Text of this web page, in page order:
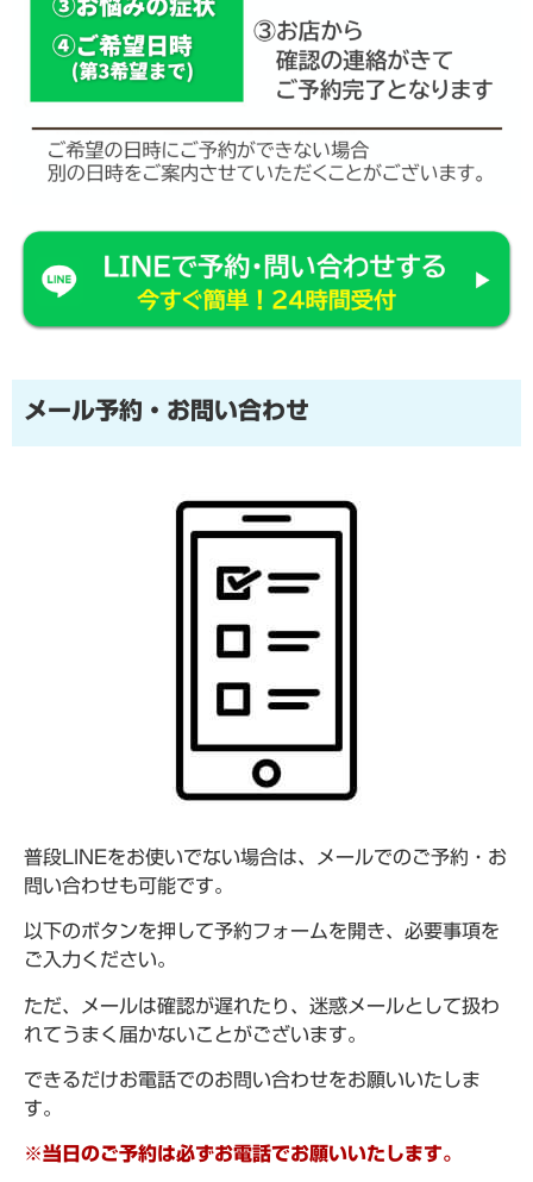
メール予約・お問い合わせ
普段LINEをお使いでない場合は、メールでのご予約・お
問い合わせも可能です。
以下のボタンを押して予約フォームを開き、必要事項を
ご入力ください。
ただ、メールは確認が遅れたり、迷惑メールとして扱わ
れてうまく届かないことがございます。
できるだけお電話でのお問い合わせをお願いいたしま
す。
※当日のご予約は必ずお電話でお願いいたします。